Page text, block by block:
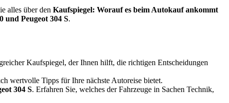
alles über den Kaufspiegel: Worauf es beim Autokauf ankommt
und Peugeot 304 S.
Kaufspiegel, der Ihnen hilft, die richtigen Entscheidungen
wertvolle Tipps für Ihre nächste Autoreise bietet.
304 S. Erfahren Sie, welches der Fahrzeuge in Sachen Technik,